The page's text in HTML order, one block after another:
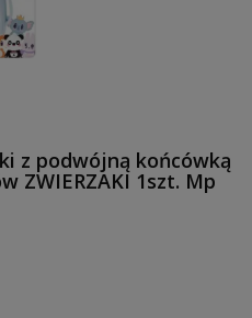
z podwójną końcówką
ZWIERZAKI 1szt. Mp